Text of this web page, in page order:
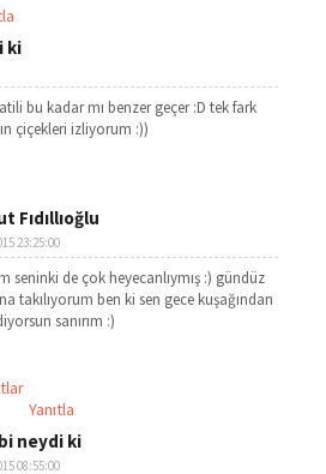
ki
bu kadar mı benzer geçer :D tek fark
çiçekleri izliyorum :))
Fıdıllıoğlu
23:25:00
seninki de çok heyecanlıymış :) gündüz
takılıyorum ben ki sen gece kuşağından
sanırım :)
Yanıtla
neydi ki
08:55:00